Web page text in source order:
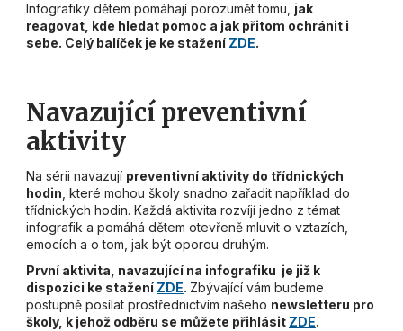
Infografiky dětem pomáhají porozumět tomu, jak
reagovat, kde hledat pomoc a jak přitom ochránit i
sebe. Celý balíček je ke stažení ZDE.
Navazující preventivní
aktivity
Na sérii navazují preventivní aktivity do třídnických
hodin, které mohou školy snadno zařadit například do
třídnických hodin. Každá aktivita rozvíjí jedno z témat
infografik a pomáhá dětem otevřeně mluvit o vztazích,
emocích a o tom, jak být oporou druhým.
První aktivita, navazující na infografiku je již k
dispozici ke stažení ZDE. Zbývající vám budeme
postupně posílat prostřednictvím našeho newsletteru pro
školy, k jehož odběru se můžete přihlásit ZDE.